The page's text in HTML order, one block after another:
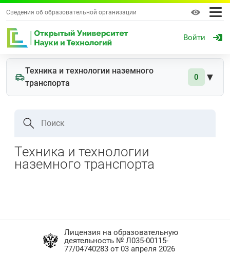
Сведения об образовательной организации
Войти
Техника и технологии наземного
транспорта
0 ▼
Поиск
Техника и технологии
наземного транспорта
Лицензия на образовательную
деятельность № Л035-00115-
77/04740283 от 03 апреля 2026